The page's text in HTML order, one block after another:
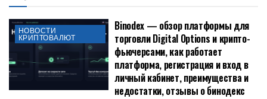
НОВОСТИ
КРИПТОВАЛЮТ
Binodex — обзор платформы для
торговли Digital Options и крипто-
фьючерсами, как работает
платформа, регистрация и вход в
личный кабинет, преимущества и
недостатки, отзывы о бинодекс